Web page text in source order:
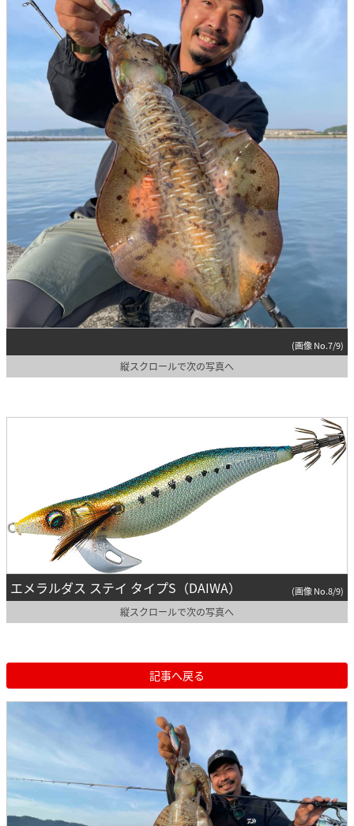
(画像 No.7/9)
縦スクロールで次の写真へ
エメラルダス ステイ タイプS（DAIWA） (画像 No.8/9)
縦スクロールで次の写真へ
記事へ戻る